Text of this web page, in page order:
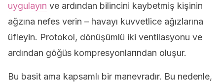
uygulayın ve ardından bilincini kaybetmiş kişinin
ağzına nefes verin – havayı kuvvetlice ağızlarına
üfleyin. Protokol, dönüşümlü iki ventilasyonu ve
ardından göğüs kompresyonlarından oluşur.
Bu basit ama kapsamlı bir manevradır. Bu nedenle,